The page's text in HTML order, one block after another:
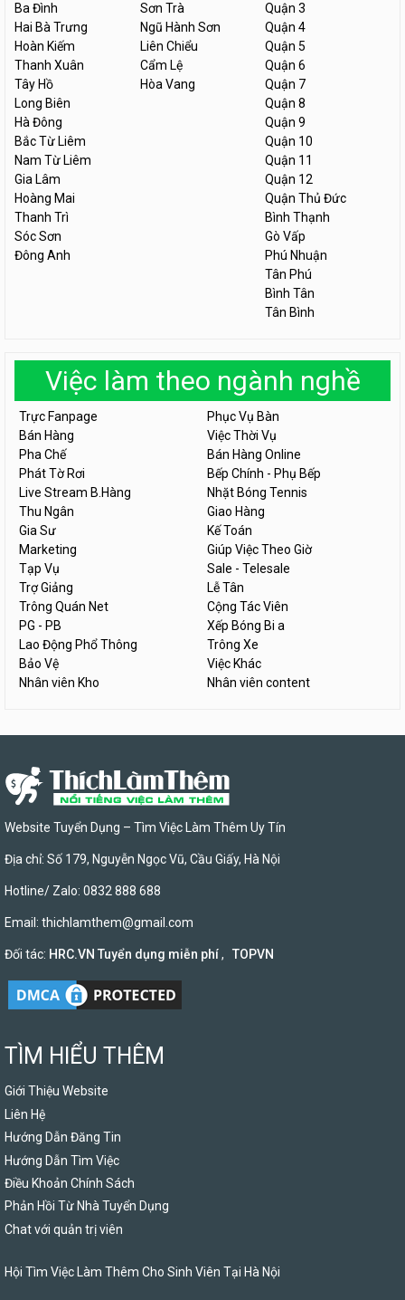
Ba Đình
Hai Bà Trưng
Hoàn Kiếm
Thanh Xuân
Tây Hồ
Long Biên
Hà Đông
Bắc Từ Liêm
Nam Từ Liêm
Gia Lâm
Hoàng Mai
Thanh Trì
Sóc Sơn
Đông Anh
Sơn Trà
Ngũ Hành Sơn
Liên Chiểu
Cẩm Lệ
Hòa Vang
Quận 3
Quận 4
Quận 5
Quận 6
Quận 7
Quận 8
Quận 9
Quận 10
Quận 11
Quận 12
Quận Thủ Đức
Bình Thạnh
Gò Vấp
Phú Nhuận
Tân Phú
Bình Tân
Tân Bình
Việc làm theo ngành nghề
Trực Fanpage
Phục Vụ Bàn
Bán Hàng
Việc Thời Vụ
Pha Chế
Bán Hàng Online
Phát Tờ Rơi
Bếp Chính - Phụ Bếp
Live Stream B.Hàng
Nhặt Bóng Tennis
Thu Ngân
Giao Hàng
Gia Sư
Kế Toán
Marketing
Giúp Việc Theo Giờ
Tạp Vụ
Sale - Telesale
Trợ Giảng
Lễ Tân
Trông Quán Net
Cộng Tác Viên
PG - PB
Xếp Bóng Bi a
Lao Động Phổ Thông
Trông Xe
Bảo Vệ
Việc Khác
Nhân viên Kho
Nhân viên content
Website Tuyển Dụng – Tìm Việc Làm Thêm Uy Tín
Địa chỉ: Số 179, Nguyễn Ngọc Vũ, Cầu Giấy, Hà Nội
Hotline/ Zalo: 0832 888 688
Email: thichlamthem@gmail.com
Đối tác: HRC.VN Tuyển dụng miễn phí, TOPVN
TÌM HIỂU THÊM
Giới Thiệu Website
Liên Hệ
Hướng Dẫn Đăng Tin
Hướng Dẫn Tìm Việc
Điều Khoản Chính Sách
Phản Hồi Từ Nhà Tuyển Dụng
Chat với quản trị viên
Hội Tìm Việc Làm Thêm Cho Sinh Viên Tại Hà Nội